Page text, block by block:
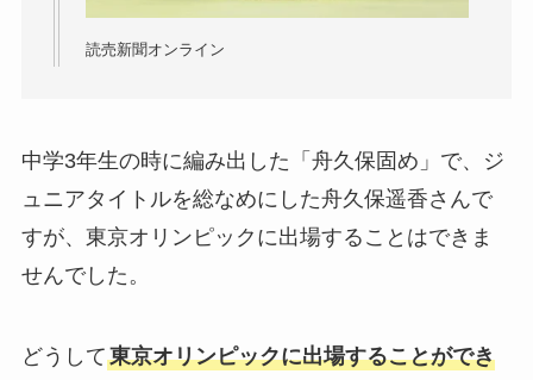
読売新聞オンライン
中学3年生の時に編み出した「舟久保固め」で、ジ
ュニアタイトルを総なめにした舟久保遥香さんで
すが、東京オリンピックに出場することはできま
せんでした。
どうして東京オリンピックに出場することができ